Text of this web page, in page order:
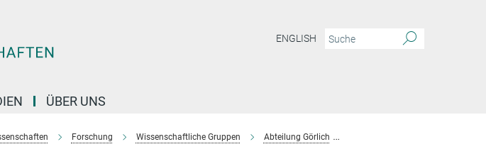
ENGLISH
ÜBER UNS
Forschung Wissenschaftliche Gruppen Abteilung Görlich